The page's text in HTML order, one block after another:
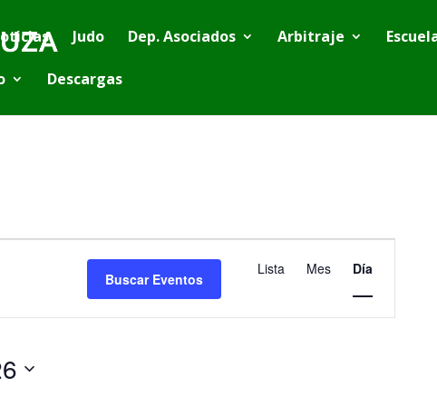
Judo Dep. Asociados Arbitraje
Descargas
Buscar Eventos
Navegación
de
vistas
Lista Mes Día